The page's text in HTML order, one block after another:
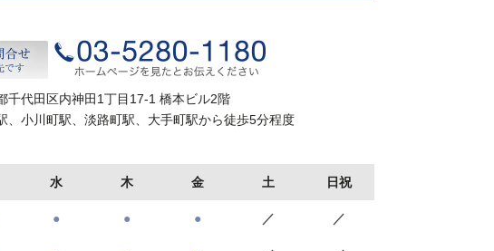
千代田区内神田1丁目17-1 橋本ビル2階
、小川町駅、淡路町駅、大手町駅から徒歩5分程度
水 木 金 土 日祝
● ● ● ／ ／